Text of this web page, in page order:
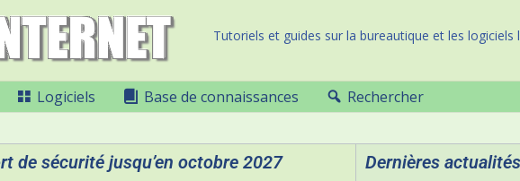
Tutoriels et guides sur la bureautique et les logiciels
Logiciels Base de connaissances Rechercher
de sécurité jusqu’en octobre 2027 Dernières actualités